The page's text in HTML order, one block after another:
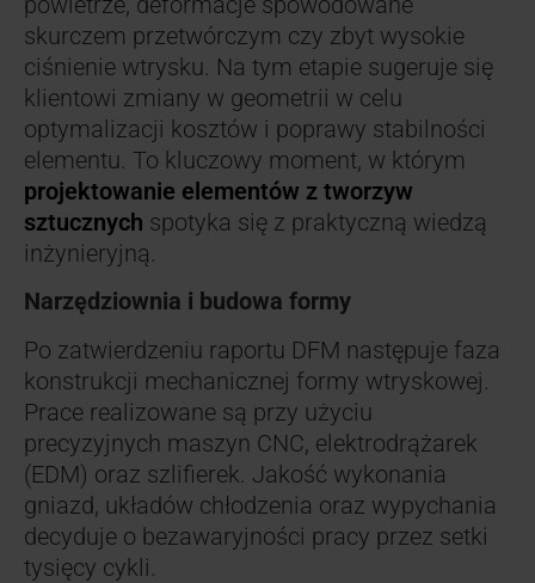
skurczem przetwórczym czy zbyt wysokie
ciśnienie wtrysku. Na tym etapie sugeruje się
klientowi zmiany w geometrii w celu
optymalizacji kosztów i poprawy stabilności
elementu. To kluczowy moment, w którym
projektowanie elementów z tworzyw
sztucznych spotyka się z praktyczną wiedzą
inżynieryjną.
Narzędziownia i budowa formy
Po zatwierdzeniu raportu DFM następuje faza
konstrukcji mechanicznej formy wtryskowej.
Prace realizowane są przy użyciu
precyzyjnych maszyn CNC, elektrodrążarek
(EDM) oraz szlifierek. Jakość wykonania
gniazd, układów chłodzenia oraz wypychania
decyduje o bezawaryjności pracy przez setki
tysięcy cykli.